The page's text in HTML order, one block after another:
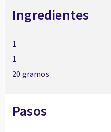
Ingredientes
1
1
20 gramos
Pasos